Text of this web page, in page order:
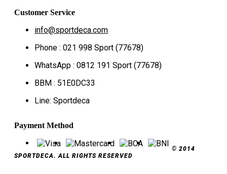
Customer Service
info@sportdeca.com
Phone : 021 998 Sport (77678)
WhatsApp : 0812 191 Sport (77678)
BBM : 51E0DC33
Line: Sportdeca
Payment Method
© 2014
SPORTDECA. ALL RIGHTS RESERVED